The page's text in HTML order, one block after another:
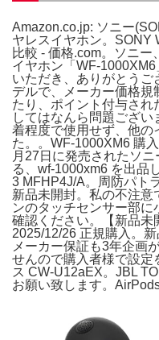
Amazon.co.jp: ソニー
ヤレスイヤホン。SONY
比較 - 価格.com。ソニ
イヤホン「WF-
いただき、ありがとうご
デルで、メーカー価格規
たり、ポイント付与され
してはなんら問題ござ
着程度で使用せず、他の
た。。WF-1000XM6 購
月27日に発売されたソ
る、wf-1000xm6 を出
3 MFHP4J/A。周防パト
新品未開封。私の不注意
ンのタッチセンサー部
確認ください。【新品未
2025/12/26 正規購入。
メーカー保証も3年企画
せんので購入者様で設定
ス CW-U12aEX。JBL
お願い致します。